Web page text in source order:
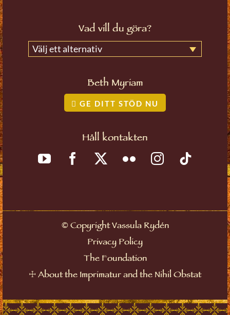
Vad vill du göra?
Välj ett alternativ
Beth Myriam
GE DITT STÖD NU
Håll kontakten
©Copyright Vassula Rydén
Privacy Policy
The Foundation
☩ About the Imprimatur and the Nihil Obstat